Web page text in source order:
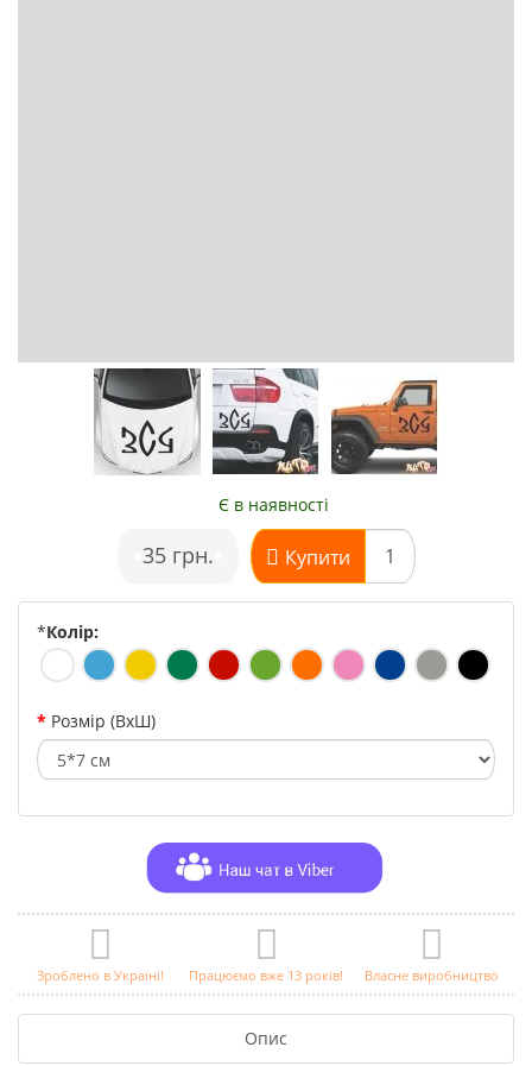
Є в наявності
35 грн. Купити
*Колір:
Розмір (ВхШ)
Зроблено в Україні! Працюємо вже 13 років! Власне виробництво
Опис